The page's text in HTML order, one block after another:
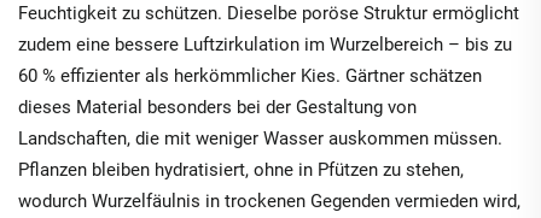
Feuchtigkeit zu schützen. Dieselbe poröse Struktur ermöglicht
zudem eine bessere Luftzirkulation im Wurzelbereich – bis zu
60 % effizienter als herkömmlicher Kies. Gärtner schätzen
dieses Material besonders bei der Gestaltung von
Landschaften, die mit weniger Wasser auskommen müssen.
Pflanzen bleiben hydratisiert, ohne in Pfützen zu stehen,
wodurch Wurzelfäulnis in trockenen Gegenden vermieden wird,